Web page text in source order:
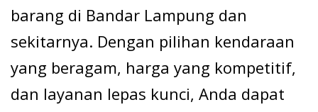
barang di Bandar Lampung dan
sekitarnya. Dengan pilihan kendaraan
yang beragam, harga yang kompetitif,
dan layanan lepas kunci, Anda dapat